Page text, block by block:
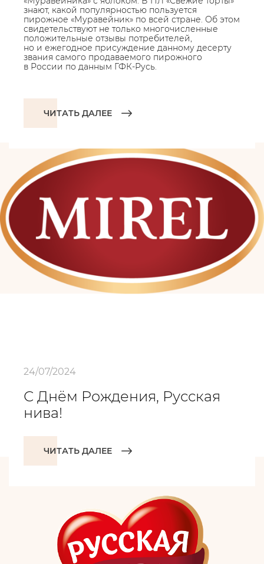
знают, какой популярностью пользуется
пирожное «Муравейник» по всей стране. Об этом
свидетельствуют не только многочисленные
положительные отзывы потребителей,
но и ежегодное присуждение данному десерту
звания самого продаваемого пирожного
в России по данным ГФК-Русь.
ЧИТАТЬ ДАЛЕЕ
24/07/2024
С Днём Рождения, Русская
нива!
ЧИТАТЬ ДАЛЕЕ